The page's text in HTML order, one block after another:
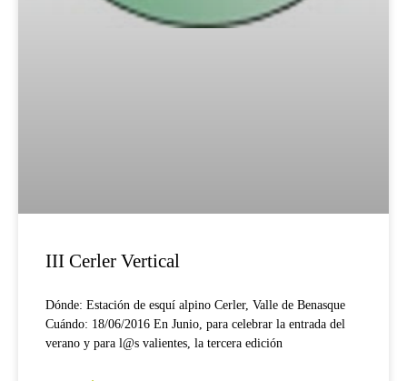
III Cerler Vertical
Dónde: Estación de esquí alpino Cerler, Valle de Benasque
Cuándo: 18/06/2016 En Junio, para celebrar la entrada del
verano y para l@s valientes, la tercera edición